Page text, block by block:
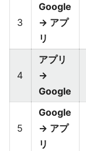
3
Google
→ アプ
リ
4
アプリ
→
Google
5
Google
→ アプ
リ